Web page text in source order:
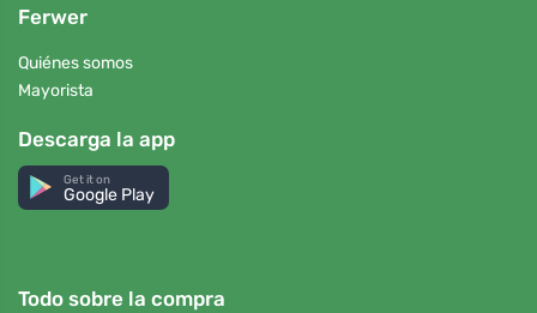
Ferwer
Quiénes somos
Mayorista
Descarga la app
Get it on
Google Play
Todo sobre la compra